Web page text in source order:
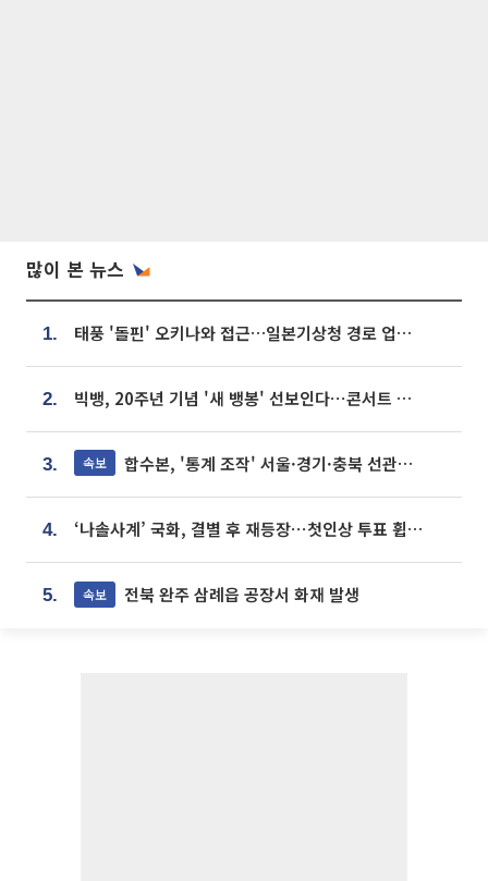
많이 본 뉴스
1. 태풍 '돌핀' 오키나와 접근…일본기상청 경로 업데이트
2. 빅뱅, 20주년 기념 '새 뱅봉' 선보인다⋯콘서트 앞두고 팝업 개최
3. 속보 합수본, '통계 조작' 서울·경기·충북 선관위 등 추가 압수수색
4. ‘나솔사계’ 국화, 결별 후 재등장⋯첫인상 투표 휩쓸고 ‘인기녀’ 등극
5. 속보 전북 완주 삼례읍 공장서 화재 발생